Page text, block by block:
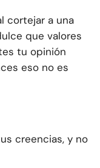
cortejar a una
que valores
tu opinión
eso no es
creencias, y no